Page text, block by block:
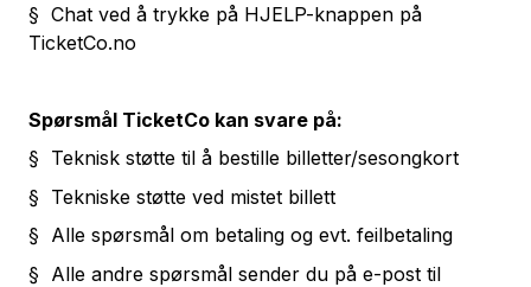
§ Chat ved å trykke på HJELP-knappen på
TicketCo.no
Spørsmål TicketCo kan svare på:
§ Teknisk støtte til å bestille billetter/sesongkort
§ Tekniske støtte ved mistet billett
§ Alle spørsmål om betaling og evt. feilbetaling
§ Alle andre spørsmål sender du på e-post til